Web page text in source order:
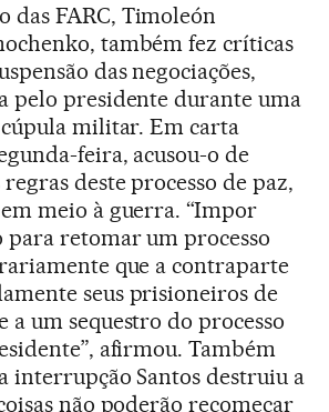
das FARC, Timoleón
também fez críticas
das negociações,
pelo presidente durante uma
militar. Em carta
feira, acusou-o de
deste processo de paz,
meio à guerra. “Impor
para retomar um processo
que a contraparte
seus prisioneiros de
a um sequestro do processo
afirmou. Também
interrupção Santos destruiu a
não poderão recomeçar